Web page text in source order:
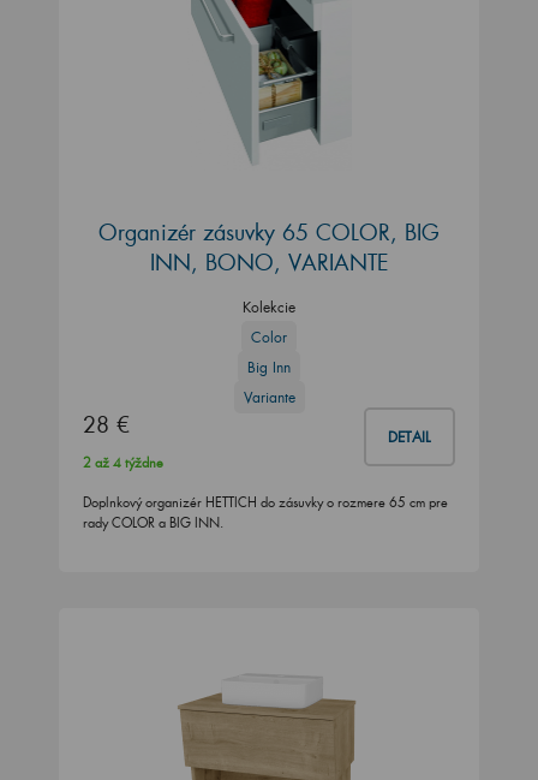
Organizér zásuvky 65 COLOR, BIG
INN, BONO, VARIANTE
Kolekcie
Color
Big Inn
Variante
28 € DETAIL
2 až 4 týždne
Doplnkový organizér HETTICH do zásuvky o rozmere 65 cm pre
rady COLOR a BIG INN.